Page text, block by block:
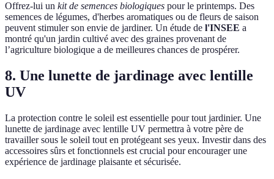
Offrez-lui un kit de semences biologiques pour le printemps. Des
semences de légumes, d'herbes aromatiques ou de fleurs de saison
peuvent stimuler son envie de jardiner. Un étude de l'INSEE a
montré qu'un jardin cultivé avec des graines provenant de
l’agriculture biologique a de meilleures chances de prospérer.
8. Une lunette de jardinage avec lentille
UV
La protection contre le soleil est essentielle pour tout jardinier. Une
lunette de jardinage avec lentille UV permettra à votre père de
travailler sous le soleil tout en protégeant ses yeux. Investir dans des
accessoires sûrs et fonctionnels est crucial pour encourager une
expérience de jardinage plaisante et sécurisée.